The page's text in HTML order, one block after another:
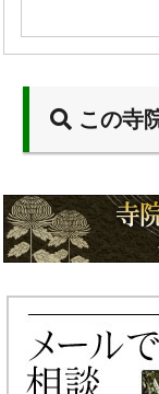
この寺